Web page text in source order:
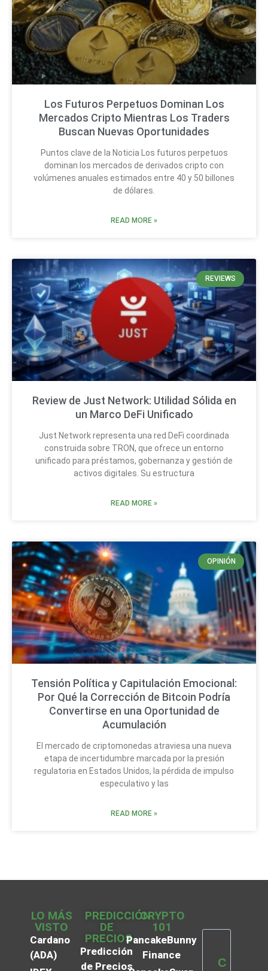
Los Futuros Perpetuos Dominan Los
Mercados Cripto Mientras Los Traders
Buscan Nuevas Oportunidades
Puntos clave de la Noticia Los futuros perpetuos
dominan los mercados de derivados cripto con
volúmenes anuales estimados entre 40 y 50 billones
de dólares.
READ MORE »
REVIEWS
Review de Just Network: Utilidad Sólida en
un Marco DeFi Unificado
Just Network representa una red DeFi coordinada
construida sobre TRON, que ofrece un entorno
unificado para préstamos, gobernanza y gestión de
activos digitales. Su estructura
READ MORE »
OPINIÓN
Tensión Política y Capitulación Emocional:
Por Qué la Corrección de Bitcoin Podría
Convertirse en una Oportunidad de
Acumulación
El mercado de criptomonedas atraviesa una nueva
etapa de incertidumbre marcada por la presión
regulatoria en Estados Unidos, la pérdida de impulso
especulativo y las
READ MORE »
LO MÁS
VISTO
Cardano
(ADA)
PREDICCIÓN
DE
PRECIOS
Predicción
de Precios
CRYPTO
101
PancakeBunny
Finance
C